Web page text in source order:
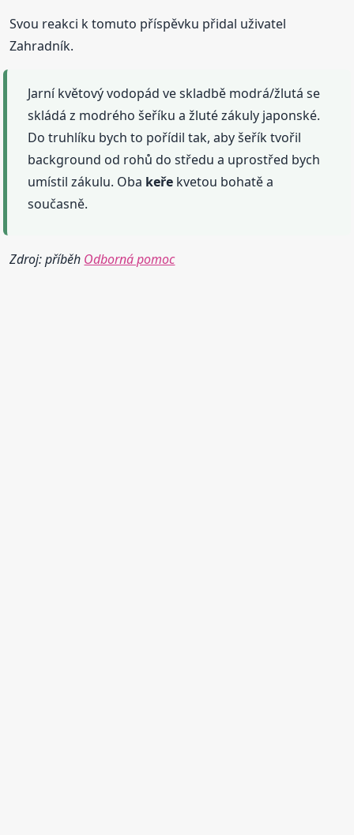
Svou reakci k tomuto příspěvku přidal uživatel
Zahradník.
Jarní květový vodopád ve skladbě modrá/žlutá se
skládá z modrého šeříku a žluté zákuly japonské.
Do truhlíku bych to pořídil tak, aby šeřík tvořil
background od rohů do středu a uprostřed bych
umístil zákulu. Oba keře kvetou bohatě a
současně.
Zdroj: příběh Odborná pomoc